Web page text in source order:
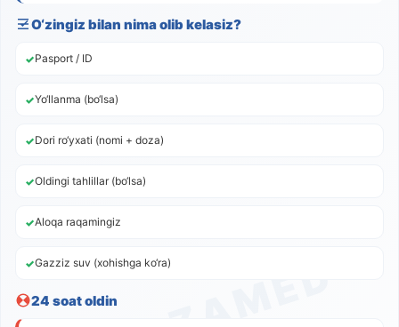
O‘zingiz bilan nima olib kelasiz?
Pasport / ID
Yo‘llanma (bo‘lsa)
Dori ro‘yxati (nomi + doza)
Oldingi tahlillar (bo‘lsa)
Aloqa raqamingiz
Gazziz suv (xohishga ko‘ra)
24 soat oldin